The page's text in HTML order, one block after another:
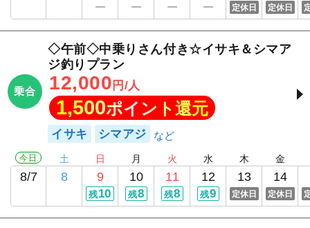
定休日 定休日
乗合
◇午前◇中乗りさん付き☆イサキ＆シマア
ジ釣りプラン
12,000 円/人
1,500ポイント還元
イサキ シマアジ
今日
8/7
土
8
日
9
残10
月
10
残8
火
11
残8
水
12
残9
木
13
定休日
金
14
定休日